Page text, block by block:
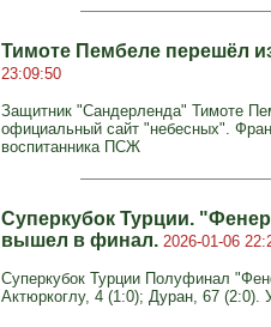
Тимоте Пембеле перешёл
23:09:50
Защитник "Сандерленда" Тимоте
официальный сайт "небесных".
воспитанника ПСЖ
Суперкубок Турции.
вышел в финал. 2026-01-06
Суперкубок Турции Полуфинал
Актюркоглу, 4 (1:0); Дуран, 67